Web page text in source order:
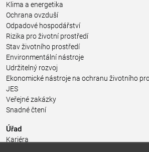
Klima a energetika
Ochrana ovzduší
Odpadové hospodářství
Rizika pro životní prostředí
Stav životního prostředí
Environmentální nástroje
Udržitelný rozvoj
Ekonomické nástroje na ochranu životního
JES
Veřejné zakázky
Snadné čtení
Úřad
Kariéra